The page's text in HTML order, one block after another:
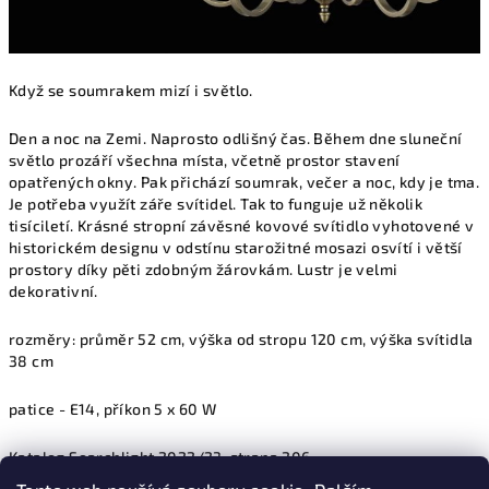
Když se soumrakem mizí i světlo.
Den a noc na Zemi. Naprosto odlišný čas. Během dne sluneční
světlo prozáří všechna místa, včetně prostor stavení
opatřených okny. Pak přichází soumrak, večer a noc, kdy je tma.
Je potřeba využít záře svítidel. Tak to funguje už několik
tisíciletí. Krásné stropní závěsné kovové svítidlo vyhotovené v
historickém designu v odstínu starožitné mosazi osvítí i větší
prostory díky pěti zdobným žárovkám. Lustr je velmi
dekorativní.
rozměry: průměr 52 cm, výška od stropu 120 cm, výška svítidla
38 cm
patice - E14, příkon 5 x 60 W
Katalog Searchlight 2022/23, strana 206